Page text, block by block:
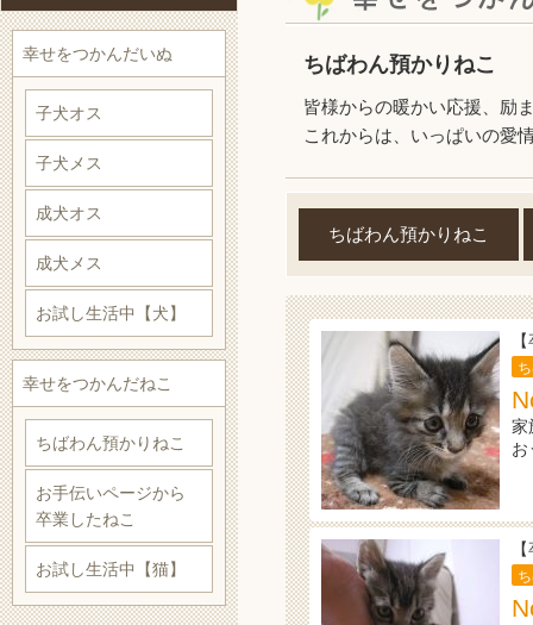
ちばわん預かりねこ
皆様からの暖かい応援、励
これからは、いっぱいの愛
ちばわん預かりねこ
家
お
幸せをつかんだいぬ
子犬オス
子犬メス
成犬オス
成犬メス
お試し生活中【犬】
幸せをつかんだねこ
ちばわん預かりねこ
お手伝いページから
卒業したねこ
お試し生活中【猫】